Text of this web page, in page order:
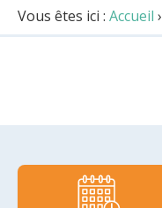
Vous êtes ici : Accueil ›